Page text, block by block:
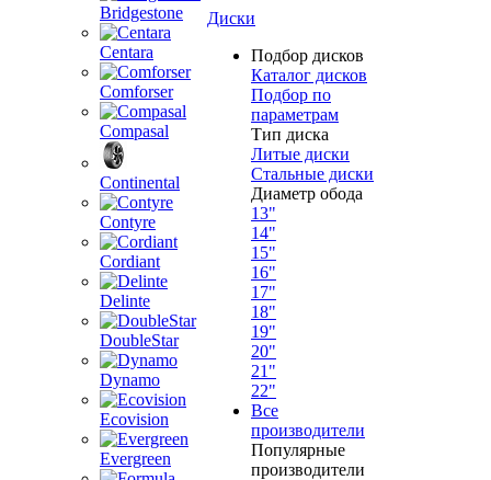
Bridgestone
Centara
Comforser
Compasal
Continental
Contyre
Cordiant
Delinte
DoubleStar
Dynamo
Ecovision
Evergreen
Диски
Подбор дисков
Каталог дисков
Подбор по
параметрам
Тип диска
Литые диски
Стальные диски
Диаметр обода
13"
14"
15"
16"
17"
18"
19"
20"
21"
22"
Все
производители
Популярные
производители